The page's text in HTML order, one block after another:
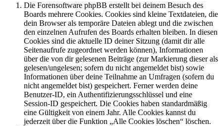
Die Forensoftware phpBB erstellt bei deinem Besuch des
Boards mehrere Cookies. Cookies sind kleine Textdateien, die
dein Browser als temporäre Dateien ablegt und die zwischen
den einzelnen Aufrufen des Boards erhalten bleiben. In diesen
Cookies sind die aktuelle ID deiner Sitzung (damit dir alle
Seitenaufrufe zugeordnet werden können), Informationen
über die von dir gelesenen Beiträge (zur Markierung dieser als
gelesen/ungelesen; sofern du nicht angemeldet bist) sowie
Informationen über deine Teilnahme an Umfragen (sofern du
nicht angemeldet bist) gespeichert. Ferner werden deine
Benutzer-ID, ein Authentifizierungsschlüssel und eine
Session-ID gespeichert. Die Cookies haben standardmäßig
eine Gültigkeit von einem Jahr. Alle Cookies kannst du
jederzeit über die Funktion „Alle Cookies löschen“ löschen.